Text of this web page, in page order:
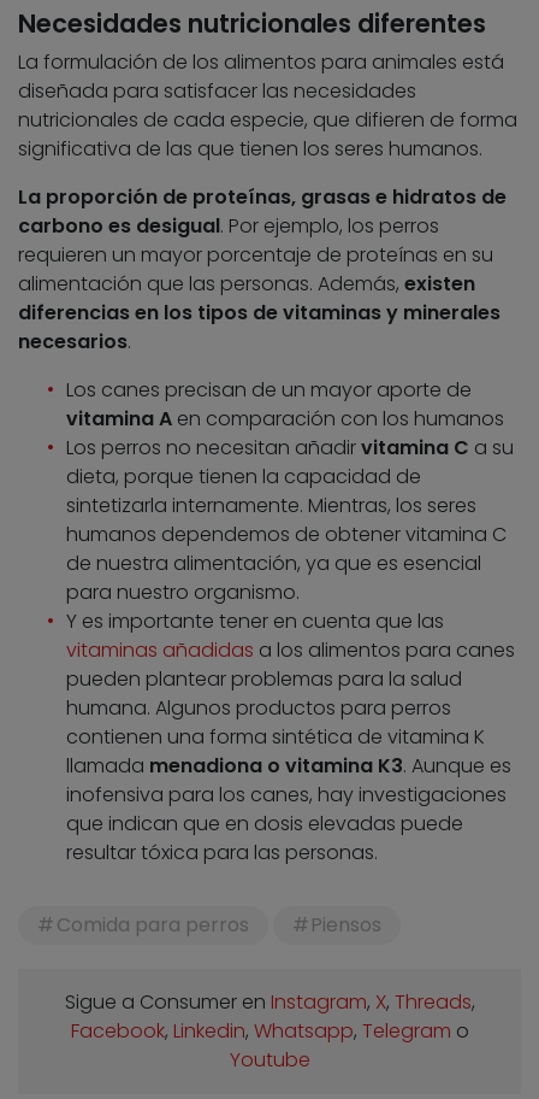
Necesidades nutricionales diferentes
La formulación de los alimentos para animales está
diseñada para satisfacer las necesidades
nutricionales de cada especie, que difieren de forma
significativa de las que tienen los seres humanos.
La proporción de proteínas, grasas e hidratos de
carbono es desigual. Por ejemplo, los perros
requieren un mayor porcentaje de proteínas en su
alimentación que las personas. Además, existen
diferencias en los tipos de vitaminas y minerales
necesarios.
Los canes precisan de un mayor aporte de
vitamina A en comparación con los humanos
Los perros no necesitan añadirvitamina C a su
dieta, porque tienen la capacidad de
sintetizarla internamente. Mientras, los seres
humanos dependemos de obtener vitamina C
de nuestra alimentación, ya que es esencial
para nuestro organismo.
Y es importante tener en cuenta que las
vitaminas añadidas a los alimentos para canes
pueden plantear problemas para la salud
humana. Algunos productos para perros
contienen una forma sintética de vitamina K
llamada menadiona o vitamina K3. Aunque es
inofensiva para los canes, hay investigaciones
que indican que en dosis elevadas puede
resultar tóxica para las personas.
Comida para perros Piensos
Sigue a Consumer en Instagram, X, Threads,
Facebook, Linkedin, Whatsapp, Telegram o
Youtube